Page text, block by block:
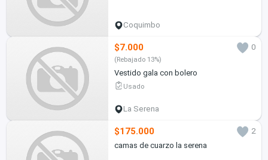
Coquimbo
$7.000 0
(Rebajado 13%)
Vestido gala con bolero
Usado
La Serena
$175.000
2
camas de cuarzo la serena